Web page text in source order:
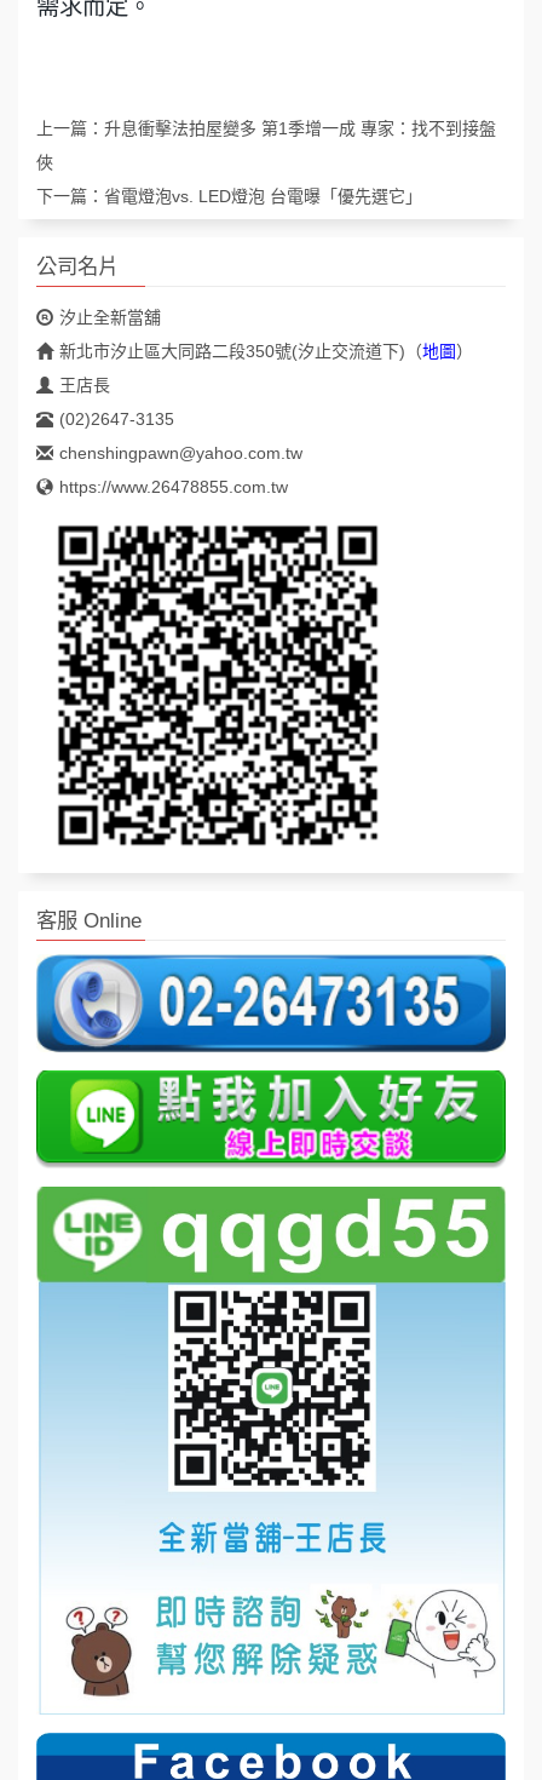
上一篇： 升息衝擊法拍屋變多 第1季增一成 專家：找不到接盤
俠
下一篇： 省電燈泡vs. LED燈泡 台電曝「優先選它」
公司名片
汐止全新當舖
新北市汐止區大同路二段350號(汐止交流道下) （地圖）
王店長
(02)2647-3135
chenshingpawn@yahoo.com.tw
https://www.26478855.com.tw
客服 Online